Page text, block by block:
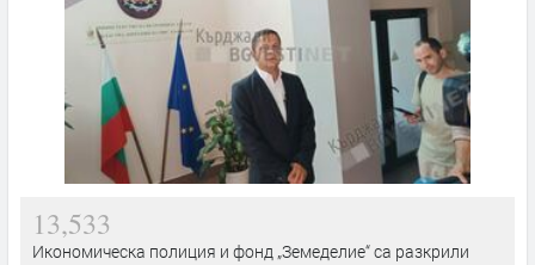
13,533
Икономическа полиция и фонд „Земеделие“ са разкрили